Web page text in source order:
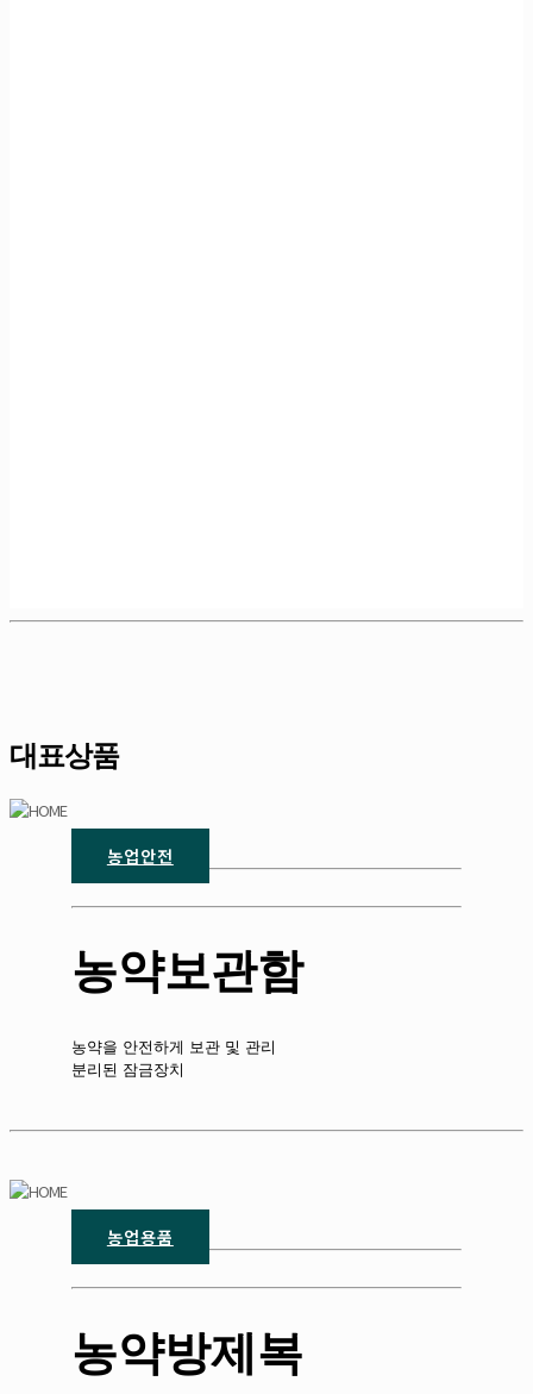
대표상품
농업안전
농약보관함
농약을 안전하게 보관 및 관리
분리된 잠금장치
농업용품
농약방제복